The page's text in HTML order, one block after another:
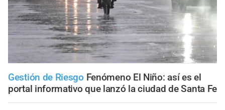
Gestión de Riesgo Fenómeno El Niño: así es el
portal informativo que lanzó la ciudad de Santa Fe